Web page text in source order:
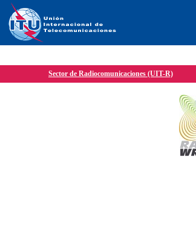
Sector de Radiocomunicaciones (UIT-R)